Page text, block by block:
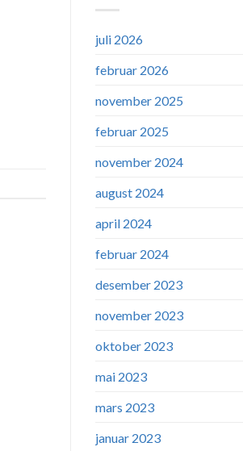
juli 2026
februar 2026
november 2025
februar 2025
november 2024
august 2024
april 2024
februar 2024
desember 2023
november 2023
oktober 2023
mai 2023
mars 2023
januar 2023